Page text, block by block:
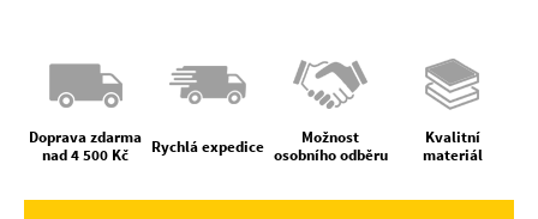
Doprava zdarma
nad 4 500 Kč
Rychlá expedice
Možnost
osobního odběru
Kvalitní
materiál